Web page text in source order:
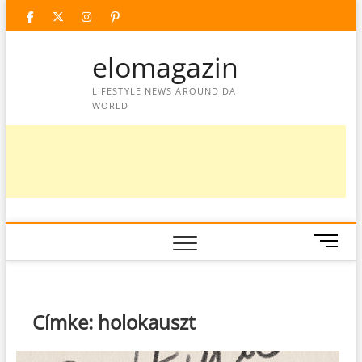
facebooktwitter
instagram
googleplus
pinterest
elomagazin
LIFESTYLE NEWS AROUND DA
WORLD
M
e
Címke: holokauszt